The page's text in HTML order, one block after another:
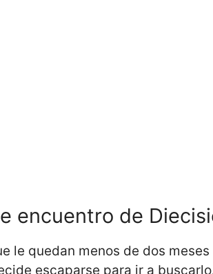
encuentro de
le quedan menos de dos
escaparse para ir a